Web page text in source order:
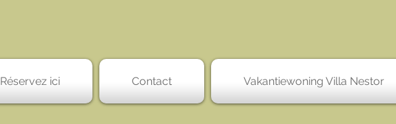
Réservez ici Contact Vakantiewoning Villa Nestor